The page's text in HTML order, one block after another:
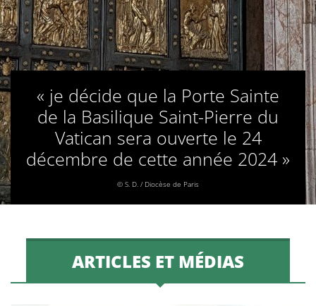
« je décide que la Porte Sainte
de la Basilique Saint-Pierre du
Vatican sera ouverte le 24
décembre de cette année 2024 »
© S. D. / Diocèse de Paris
ARTICLES ET MÉDIAS